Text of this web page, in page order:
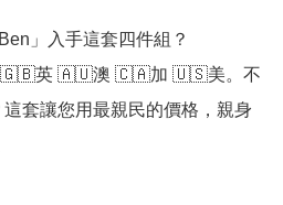
」入手這套四件組？
：🇬🇧英 🇦🇺澳 🇨🇦加 🇺🇸美。不
套讓您用最親民的價格，親身